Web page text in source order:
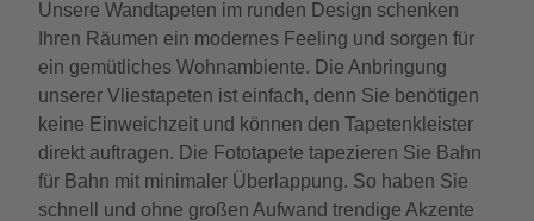
Unsere Wandtapeten im runden Design schenken
Ihren Räumen ein modernes Feeling und sorgen für
ein gemütliches Wohnambiente. Die Anbringung
unserer Vliestapeten ist einfach, denn Sie benötigen
keine Einweichzeit und können den Tapetenkleister
direkt auftragen. Die Fototapete tapezieren Sie Bahn
für Bahn mit minimaler Überlappung. So haben Sie
schnell und ohne großen Aufwand trendige Akzente